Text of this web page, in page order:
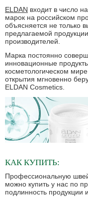
ELDAN входит в число
марок на российском
объясняется не только
предлагаемой
производителей.
Марка постоянно
инновационные
косметологическом
открытия мгновенно
ELDAN Cosmetics.
КАК КУПИТЬ:
Профессиональную
можно купить у нас по
подлинность продукции